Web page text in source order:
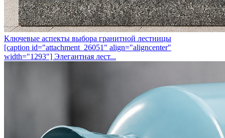
Ключевые аспекты выбора гранитной лестницы
[caption id="attachment_26051" align="aligncenter"
width="1293"] Элегантная лест...